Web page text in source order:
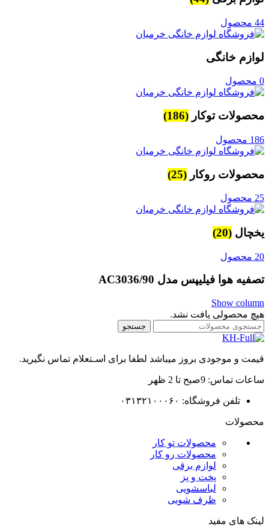
44 محصول
لوازم خانگی
0 محصول
محصولات توکار (186)
186 محصول
محصولات روکار (25)
25 محصول
یخچال (20)
20 محصول
تصفیه هوا فیلیپس مدل ‎AC3036/90
Show column
هیچ محصولی یافت نشد.
جستجو
قیمت و موجودی بروز میباشد لطفا برای اسـتعلام تماس نگیرید.
ساعات تماس: 9صبح تا 2 ظهر
تلفن فروشگاه: ۰۳۱۳۲۱۰۰۰۶۰
محصولات
محصولات تو کار
محصولات رو کار
لوازم برقی
پخت و پز
لباسشویی
ظرف شویی
لینک های مفید